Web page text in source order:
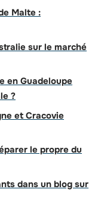
Malte :
sur le marché
en Guadeloupe
?
et Cracovie
le propre du
dans un blog sur